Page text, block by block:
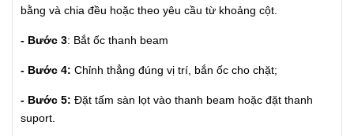
bằng và chia đều hoặc theo yêu cầu từ khoảng cột.
- Bước 3: Bắt ốc thanh beam
- Bước 4: Chỉnh thẳng đúng vị trí, bắn ốc cho chặt;
- Bước 5: Đặt tấm sàn lọt vào thanh beam hoặc đặt thanh
suport.